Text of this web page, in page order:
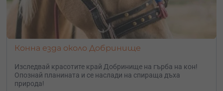
Конна езда около Добринище
Изследвай красотите край Добринище на гърба на кон!
Опознай планината и се наслади на спираща дъха
природа!